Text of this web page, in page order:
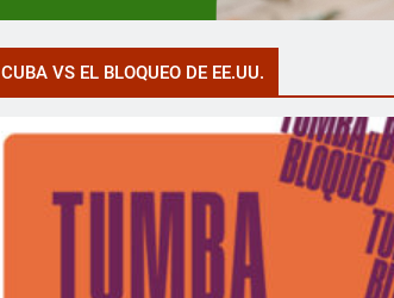
CUBA VS EL BLOQUEO DE EE.UU.